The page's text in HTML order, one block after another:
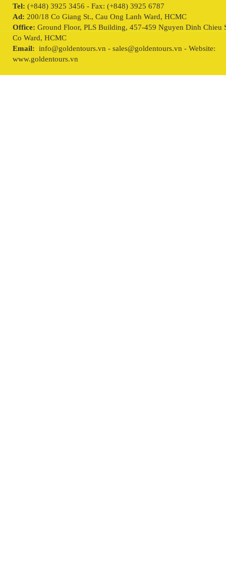
Tel: (+848) 3925 3456 - Fax: (+848) 3925 6787
Ad: 200/18 Co Giang St., Cau Ong Lanh Ward, HCMC
Office: Ground Floor, PLS Building, 457-459 Nguyen Dinh Chieu
Co Ward, HCMC
Email: info@goldentours.vn - sales@goldentours.vn - Website:
www.goldentours.vn